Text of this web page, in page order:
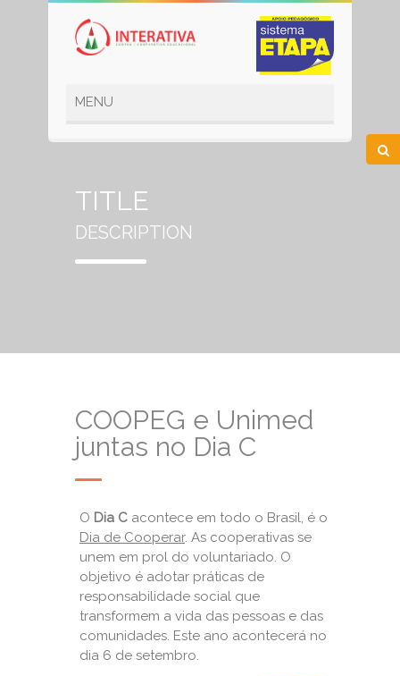
TITLE
DESCRIPTION
COOPEG e Unimed
juntas no Dia C
O Dia C acontece em todo o Brasil, é o
Dia de Cooperar. As cooperativas se
unem em prol do voluntariado. O
objetivo é adotar práticas de
responsabilidade social que
transformem a vida das pessoas e das
comunidades. Este ano acontecerá no
dia 6 de setembro.